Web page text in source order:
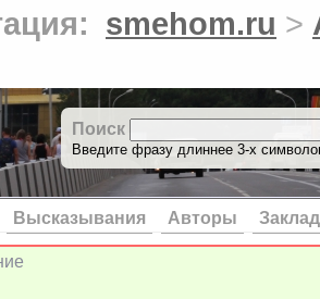
smehom.ru >
Поиск
Введите фразу длиннее 3-х
Высказывания Авторы